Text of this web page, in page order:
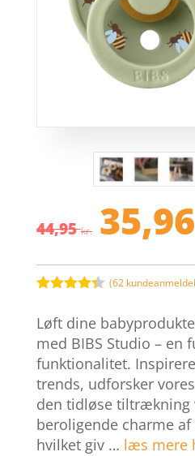
44,95kr. Den
pris
var:
44,95
35,96
ud af 5
baseret
på
kundebedø
mmelser
(62
Løft dine
med BIBS Studio – en
funktionalitet.
trends, udforsker
den tidløse tiltrækning
beroligende charme
hvilket giv … læs mere